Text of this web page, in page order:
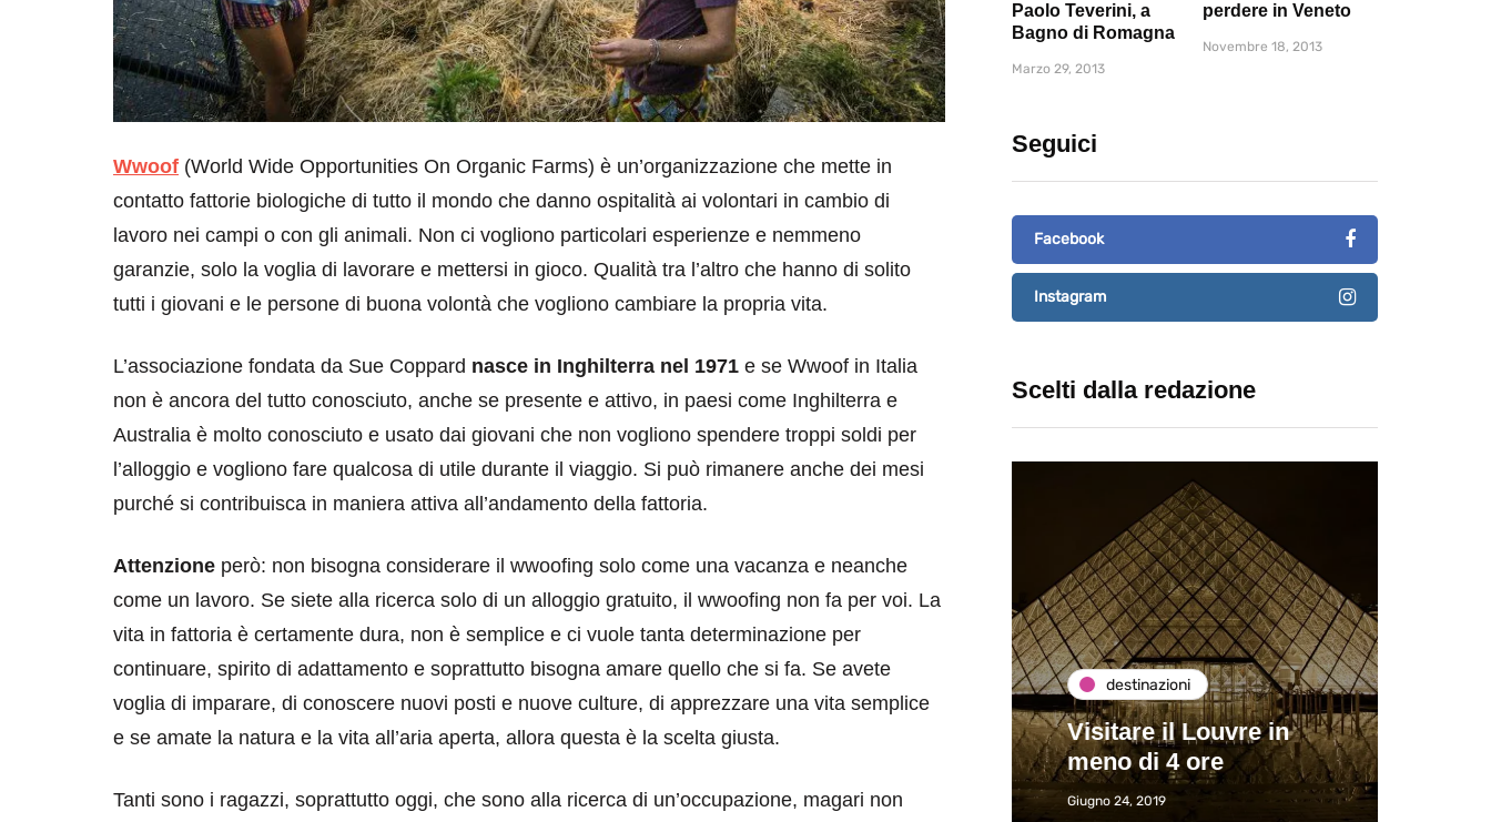
Wwoof (World Wide Opportunities On Organic Farms) è un’organizzazione che mette in
contatto fattorie biologiche di tutto il mondo che danno ospitalità ai volontari in cambio di
lavoro nei campi o con gli animali. Non ci vogliono particolari esperienze e nemmeno
garanzie, solo la voglia di lavorare e mettersi in gioco. Qualità tra l’altro che hanno di solito
tutti i giovani e le persone di buona volontà che vogliono cambiare la propria vita.
L’associazione fondata da Sue Coppard nasce in Inghilterra nel 1971 e se Wwoof in Italia
non è ancora del tutto conosciuto, anche se presente e attivo, in paesi come Inghilterra e
Australia è molto conosciuto e usato dai giovani che non vogliono spendere troppi soldi per
l’alloggio e vogliono fare qualcosa di utile durante il viaggio. Si può rimanere anche dei mesi
purché si contribuisca in maniera attiva all’andamento della fattoria.
Attenzione però: non bisogna considerare il wwoofing solo come una vacanza e neanche
come un lavoro. Se siete alla ricerca solo di un alloggio gratuito, il wwoofing non fa per voi. La
vita in fattoria è certamente dura, non è semplice e ci vuole tanta determinazione per
continuare, spirito di adattamento e soprattutto bisogna amare quello che si fa. Se avete
voglia di imparare, di conoscere nuovi posti e nuove culture, di apprezzare una vita semplice
e se amate la natura e la vita all’aria aperta, allora questa è la scelta giusta.
Tanti sono i ragazzi, soprattutto oggi, che sono alla ricerca di un’occupazione, magari non
Paolo Teverini, a
Bagno di Romagna
Marzo 29, 2013
perdere in Veneto
Novembre 18, 2013
Seguici
Facebook
Instagram
Scelti dalla redazione
il Louvre in
destinazioni
Paros e la Grecia di
Giugno 26, 2013
Eventi di aprile 2026 a
Marzo 31, 2026
destinazioni
Visitare il Louvre in
meno di 4 ore
Giugno 24, 2019